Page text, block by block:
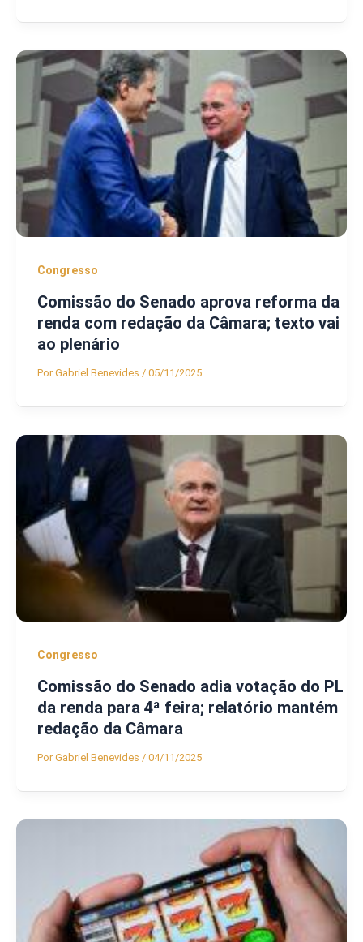
Congresso
Comissão do Senado aprova reforma da
renda com redação da Câmara; texto vai
ao plenário
PorGabriel Benevides / 05/11/2025
Congresso
Comissão do Senado adia votação do PL
da renda para 4ª feira; relatório mantém
redação da Câmara
PorGabriel Benevides / 04/11/2025